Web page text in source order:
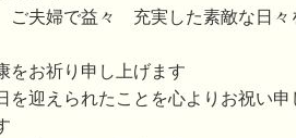
夫婦で益々 充実した素敵な日々
お祈り申し上げます
迎えられたことを心よりお祝い申